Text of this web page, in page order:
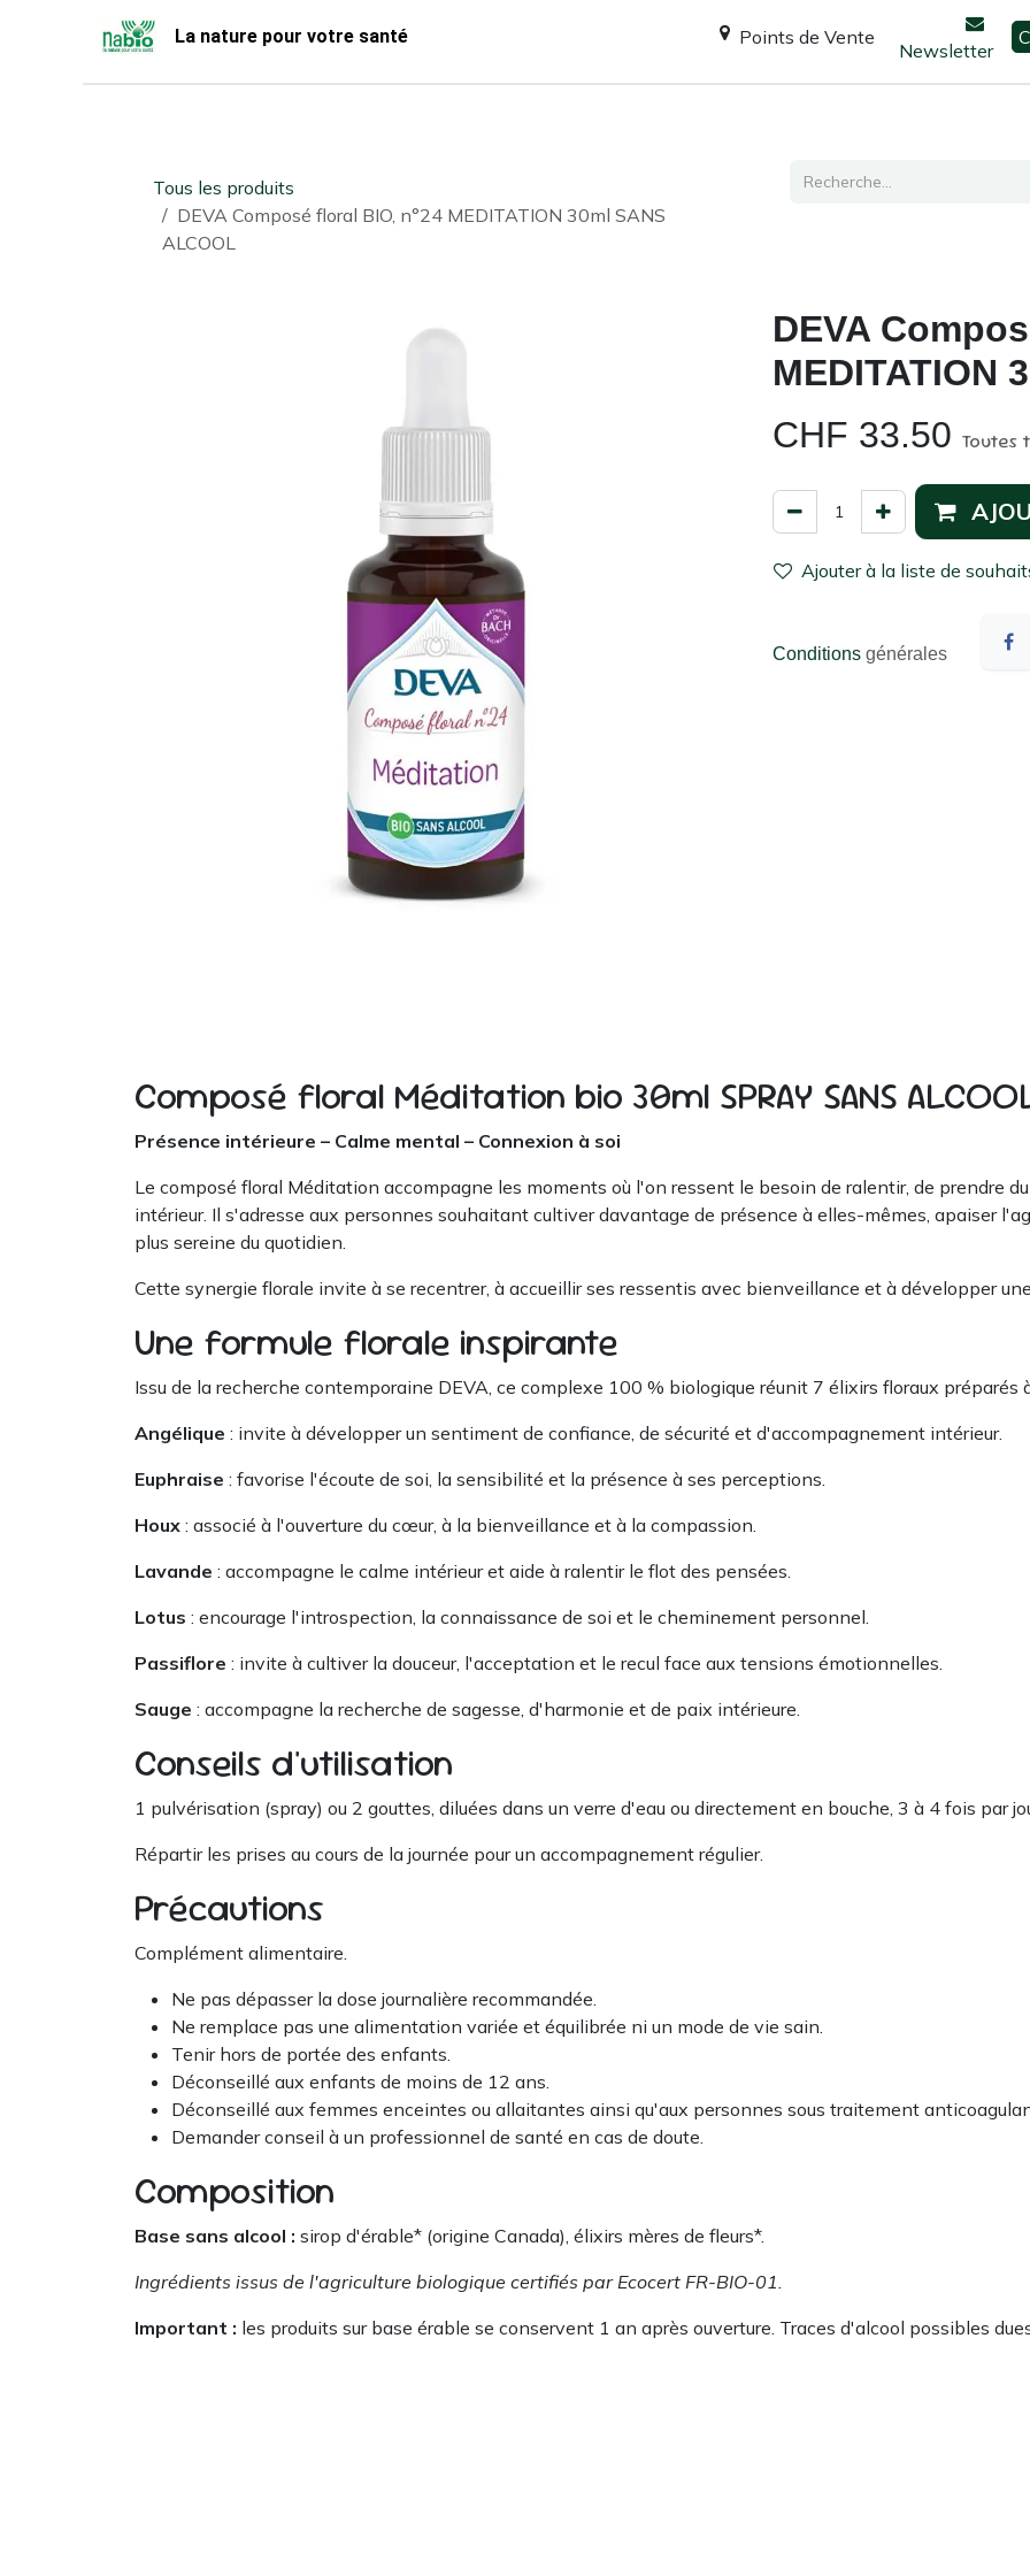
La nature pour votre santé Points de Vente
Newsletter
Tous les produits
DEVA Composé floral BIO, n°24 MEDITATION 30ml SANS
ALCOOL
DEVA
MEDITATION
CHF 33.50 Toutes
Ajouter à la liste de
Conditions générales
Composé floral Méditation bio 30ml SPRAY SANS
Présence intérieure – Calme mental – Connexion à soi
Le composé floral Méditation accompagne les moments où l'on ressent le besoin de ralentir, de prendre
intérieur. Il s'adresse aux personnes souhaitant cultiver davantage de présence à elles-mêmes, apaiser
plus sereine du quotidien.
Cette synergie florale invite à se recentrer, à accueillir ses ressentis avec bienveillance et à développer
Une formule florale inspirante
Issu de la recherche contemporaine DEVA, ce complexe 100 % biologique réunit 7 élixirs floraux préparés
Angélique : invite à développer un sentiment de confiance, de sécurité et d'accompagnement intérieur.
Euphraise : favorise l'écoute de soi, la sensibilité et la présence à ses perceptions.
Houx : associé à l'ouverture du cœur, à la bienveillance et à la compassion.
Lavande : accompagne le calme intérieur et aide à ralentir le flot des pensées.
Lotus : encourage l'introspection, la connaissance de soi et le cheminement personnel.
Passiflore : invite à cultiver la douceur, l'acceptation et le recul face aux tensions émotionnelles.
Sauge : accompagne la recherche de sagesse, d'harmonie et de paix intérieure.
Conseils d'utilisation
1 pulvérisation (spray) ou 2 gouttes, diluées dans un verre d'eau ou directement en bouche, 3 à 4 fois par
Répartir les prises au cours de la journée pour un accompagnement régulier.
Précautions
Complément alimentaire.
Ne pas dépasser la dose journalière recommandée.
Ne remplace pas une alimentation variée et équilibrée ni un mode de vie sain.
Tenir hors de portée des enfants.
Déconseillé aux enfants de moins de 12 ans.
Déconseillé aux femmes enceintes ou allaitantes ainsi qu'aux personnes sous traitement
Demander conseil à un professionnel de santé en cas de doute.
Composition
Base sans alcool : sirop d'érable* (origine Canada), élixirs mères de fleurs*.
Ingrédients issus de l'agriculture biologique certifiés par Ecocert FR-BIO-01.
Important : les produits sur base érable se conservent 1 an après ouverture. Traces d'alcool possibles